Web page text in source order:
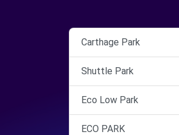
Carthage Park
Shuttle Park
Eco Low Park
ECO PARK